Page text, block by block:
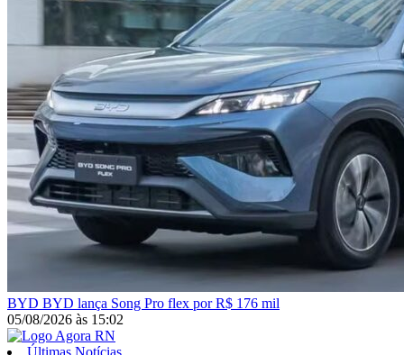
BYD BYD lança Song Pro flex por R$ 176 mil
05/08/2026 às 15:02
Últimas Notícias